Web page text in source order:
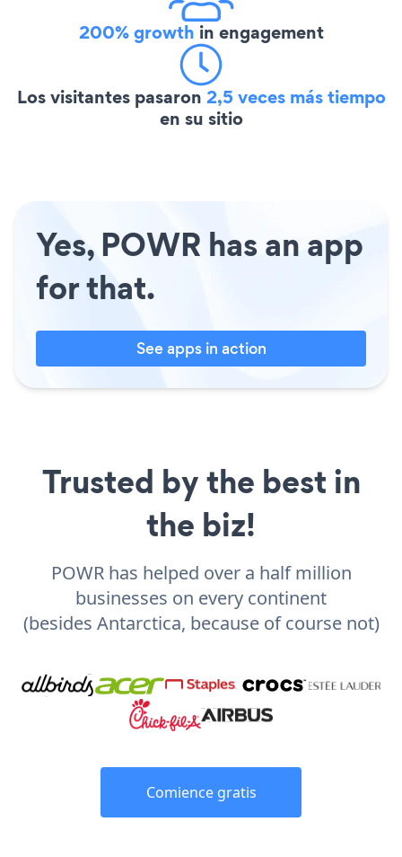
200% growth in engagement
Los visitantes pasaron 2,5 veces más tiempo
en su sitio
Yes, POWR has an app
for that.
See apps in action
Trusted by the best in
the biz!
POWR has helped over a half million
businesses on every continent
(besides Antarctica, because of course not)
Comience gratis